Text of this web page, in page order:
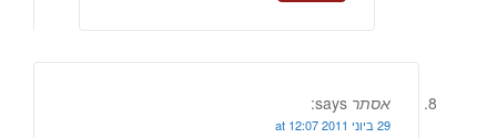
אסתר says:
29 ביוני 2011 at 12:07